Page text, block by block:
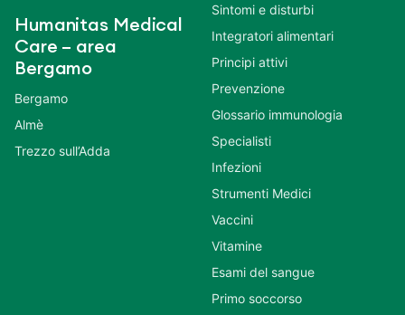
Humanitas Medical
Care – area
Bergamo
Bergamo
Almè
Trezzo sull’Adda
Sintomi e disturbi
Integratori alimentari
Principi attivi
Prevenzione
Glossario immunologia
Specialisti
Infezioni
Strumenti Medici
Vaccini
Vitamine
Esami del sangue
Primo soccorso